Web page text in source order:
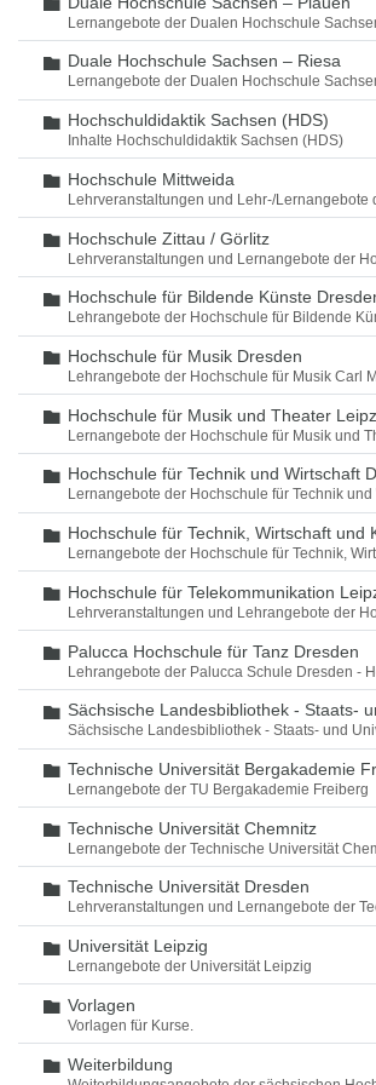
Lernangebote der Dualen Hochschule
Ordner
Duale Hochschule Sachsen – Riesa
Lernangebote der Dualen Hochschule
Ordner
Hochschuldidaktik Sachsen (HDS)
Inhalte Hochschuldidaktik Sachsen (HDS)
Ordner
Hochschule Mittweida
Lehrveranstaltungen und Lehr-/Lernangebote
Ordner
Hochschule Zittau / Görlitz
Lehrveranstaltungen und Lernangebote der
Ordner
Hochschule für Bildende Künste
Lehrangebote der Hochschule für Bildende
Ordner
Hochschule für Musik Dresden
Lehrangebote der Hochschule für Musik Carl
Ordner
Hochschule für Musik und Theater
Lernangebote der Hochschule für Musik und
Ordner
Hochschule für Technik und Wirtschaft
Lernangebote der Hochschule für Technik
Ordner
Hochschule für Technik, Wirtschaft und
Lernangebote der Hochschule für Technik,
Ordner
Hochschule für Telekommunikation
Lehrveranstaltungen und Lehrangebote der
Ordner
Palucca Hochschule für Tanz Dresden
Lehrangebote der Palucca Schule Dresden -
Ordner
Sächsische Landesbibliothek - Staats-
Sächsische Landesbibliothek - Staats- und
Ordner
Technische Universität Bergakademie
Lernangebote der TU Bergakademie Freiberg
Ordner
Technische Universität Chemnitz
Lernangebote der Technische Universität
Ordner
Technische Universität Dresden
Lehrveranstaltungen und Lernangebote der
Ordner
Universität Leipzig
Lernangebote der Universität Leipzig
Ordner
Vorlagen
Vorlagen für Kurse.
Ordner
Weiterbildung